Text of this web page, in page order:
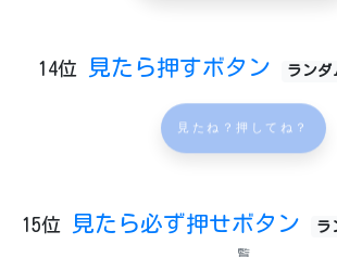
14位 見たら押すボタン ランダ
見たね？押してね？
15位 見たら必ず押せボタン ラ
覧